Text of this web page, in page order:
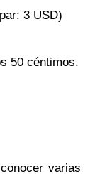
3 USD)
50 céntimos.
varias